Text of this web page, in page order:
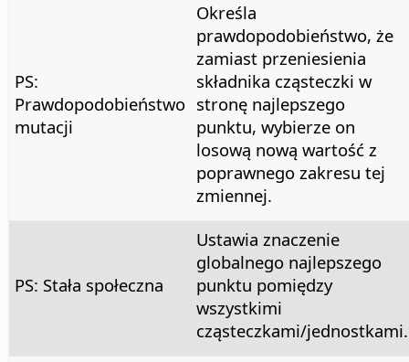
PS:
Prawdopodobieństwo
mutacji
Określa
prawdopodobieństwo, że
zamiast przeniesienia
składnika cząsteczki w
stronę najlepszego
punktu, wybierze on
losową nową wartość z
poprawnego zakresu tej
zmiennej.
PS: Stała społeczna
Ustawia znaczenie
globalnego najlepszego
punktu pomiędzy
wszystkimi
cząsteczkami/jednostkami.